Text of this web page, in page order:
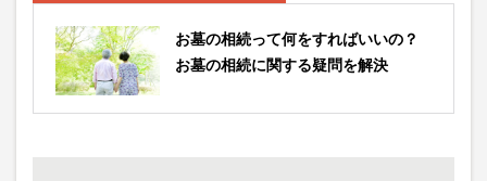
お墓の相続って何をすればいいの？
お墓の相続に関する疑問を解決